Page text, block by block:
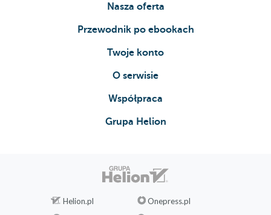
Nasza oferta
Przewodnik po ebookach
Twoje konto
O serwisie
Współpraca
Grupa Helion
Helion.pl
Onepress.pl